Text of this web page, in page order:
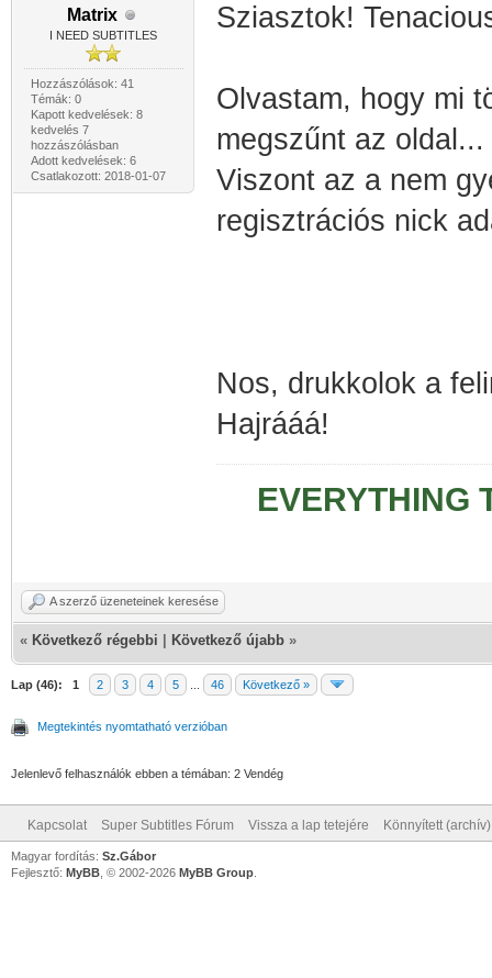
Matrix
I NEED SUBTITLES
Hozzászólások: 41
Témák: 0
Kapott kedvelések: 8
kedvelés 7
hozzászólásban
Adott kedvelések: 6
Csatlakozott: 2018-01-07
Sziasztok!
Olvastam, hogy mi
megszűnt az oldal...
Viszont az a nem
regisztrációs nick
Nos, drukkolok a
Hajrááá!
EVERYTHING
A szerző üzeneteinek keresése
« Következő régebbi Következő újabb »
Lap (46): 1 2 3 4 5 46 Következő »
Megtekintés nyomtatható verzióban
Jelenlevő felhasználók ebben a témában: 2 Vendég
Kapcsolat Super Subtitles Fórum Vissza a lap tetejére Könnyített
Magyar fordítás: Sz.Gábor
Fejlesztő: MyBB , © 2002-2026 MyBB Group